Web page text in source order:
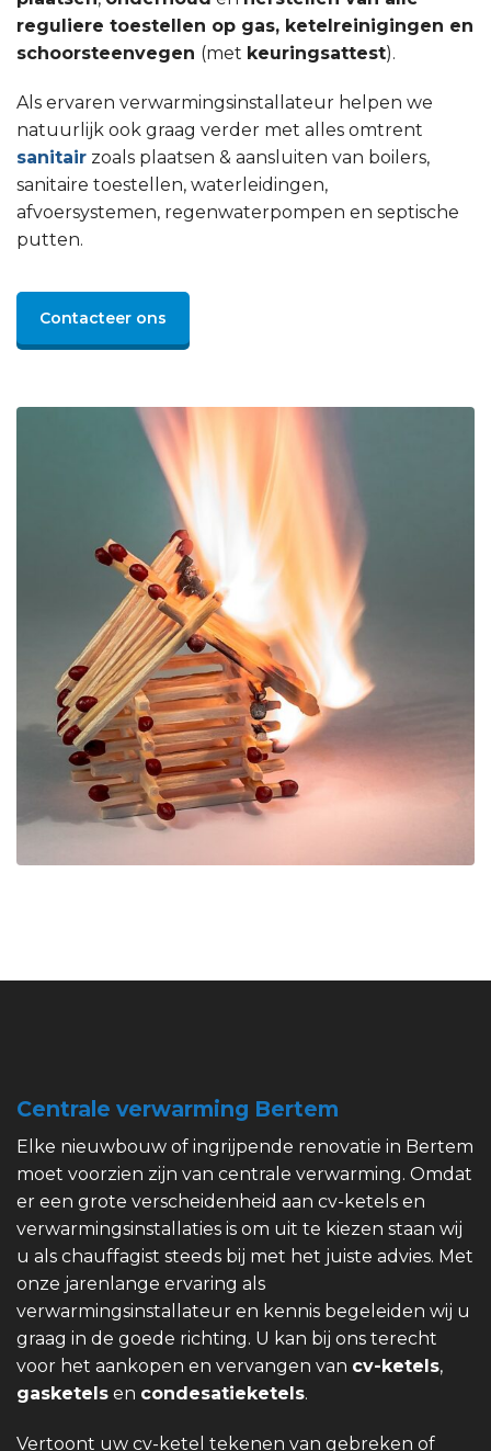
reguliere toestellen op gas, ketelreinigingen en
schoorsteenvegen (met keuringsattest).
Als ervaren verwarmingsinstallateur helpen we
natuurlijk ook graag verder met alles omtrent
sanitair zoals plaatsen & aansluiten van boilers,
sanitaire toestellen, waterleidingen,
afvoersystemen, regenwaterpompen en septische
putten.
Contacteer ons
Centrale verwarming Bertem
Elke nieuwbouw of ingrijpende renovatie in Bertem
moet voorzien zijn van centrale verwarming. Omdat
er een grote verscheidenheid aan cv-ketels en
verwarmingsinstallaties is om uit te kiezen staan wij
u als chauffagist steeds bij met het juiste advies. Met
onze jarenlange ervaring als
verwarmingsinstallateur en kennis begeleiden wij u
graag in de goede richting. U kan bij ons terecht
voor het aankopen en vervangen van cv-ketels,
gasketels en condesatieketels.
Vertoont uw cv-ketel tekenen van gebreken of